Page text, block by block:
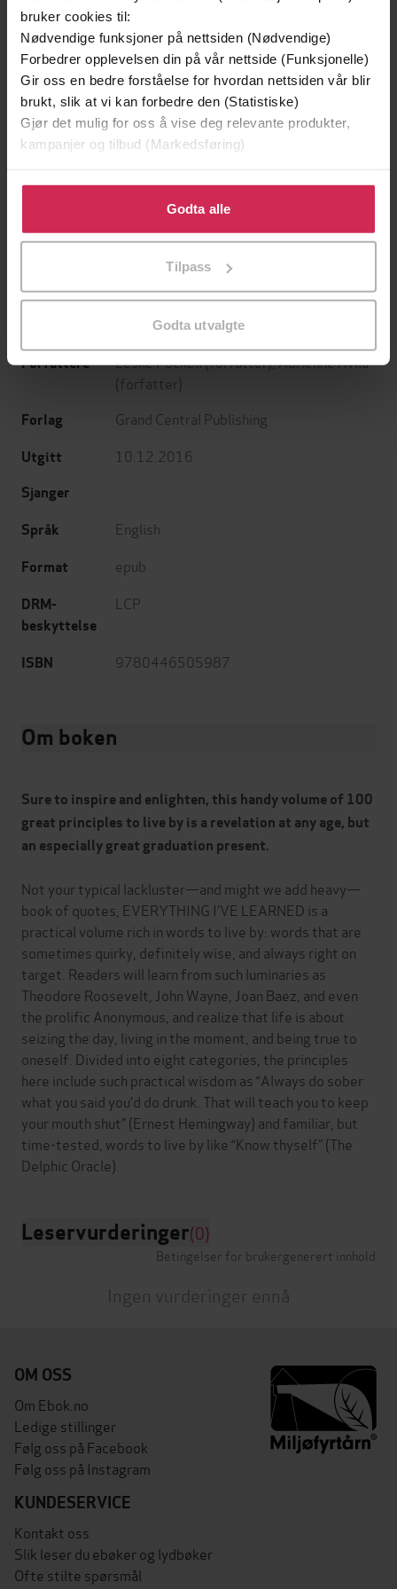
bruker cookies til:
Nødvendige funksjoner på nettsiden (Nødvendige)
Forbedrer opplevelsen din på vår nettside (Funksjonelle)
Gir oss en bedre forståelse for hvordan nettsiden vår blir
brukt, slik at vi kan forbedre den (Statistiske)
Gjør det mulig for oss å vise deg relevante produkter,
kampanjer og tilbud (Markedsføring)
Klikk på «Godta alle» for å gi oss ditt samtykke til å
bruke cookies for alle disse formålene. Du kan også
tilpasse ditt samtykke til spesifikke formål ved å klikke
Godta alle
Tilpass
Godta utvalgte
Minnesota
Utskudd
100 Great Principles to Live by
Forfattere Leslie Pockell(forfatter),Adrienne Avila
(forfatter)
Forlag Grand Central Publishing
Utgitt 10.12.2016
Sjanger
Språk
English
Format epub
DRM-
beskyttelse
LCP
ISBN 9780446505987
Om boken
Sure to inspire and enlighten, this handy volume of 100
great principles to live by is a revelation at any age, but
an especially great graduation present.
Not your typical lackluster—and might we add heavy—
book of quotes, EVERYTHING I’VE LEARNED is a
practical volume rich in words to live by: words that are
sometimes quirky, definitely wise, and always right on
target. Readers will learn from such luminaries as
Theodore Roosevelt, John Wayne, Joan Baez, and even
the prolific Anonymous, and realize that life is about
seizing the day, living in the moment, and being true to
oneself. Divided into eight categories, the principles
here include such practical wisdom as “Always do sober
what you said you’d do drunk. That will teach you to keep
your mouth shut” (Ernest Hemingway) and familiar, but
time-tested, words to live by like “Know thyself” (The
Leservurderinger(0)
Betingelser for brukergenerert innhold
Ingen vurderinger ennå
OM OSS
Om Ebok.no
Ledige stillinger
Følg oss på Facebook
Følg oss på Instagram
KUNDESERVICE
Kontakt oss
Slik leser du ebøker og lydbøker
Ofte stilte spørsmål